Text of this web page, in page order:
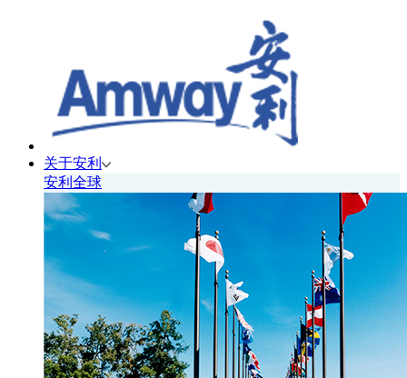
关于安利
安利全球